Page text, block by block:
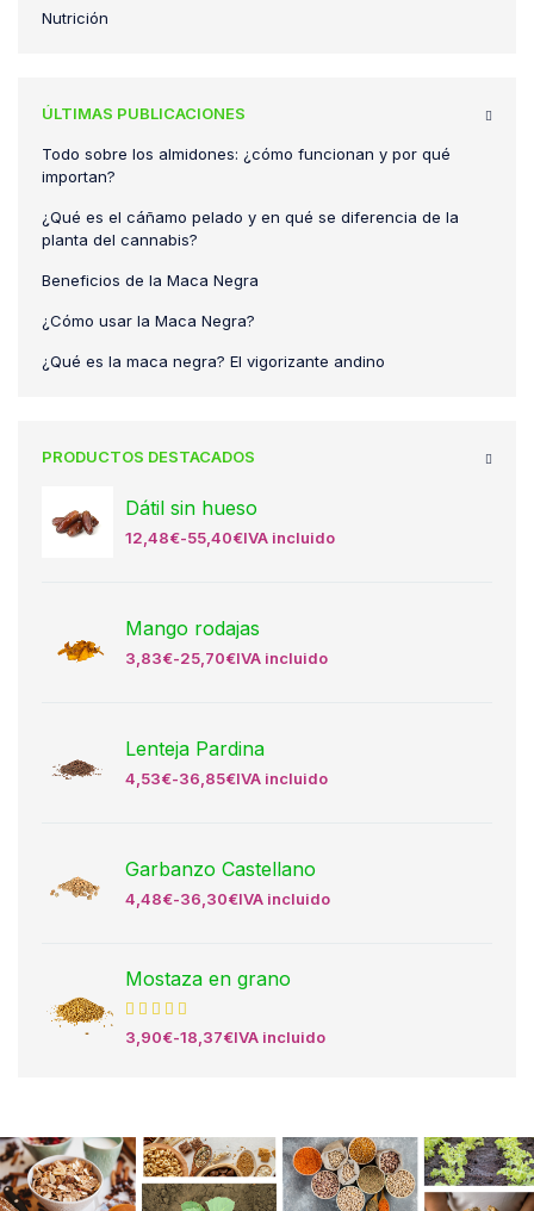
Nutrición
ÚLTIMAS PUBLICACIONES
Todo sobre los almidones: ¿cómo funcionan y por qué
importan?
¿Qué es el cáñamo pelado y en qué se diferencia de la
planta del cannabis?
Beneficios de la Maca Negra
¿Cómo usar la Maca Negra?
¿Qué es la maca negra? El vigorizante andino
PRODUCTOS DESTACADOS
Dátil sin hueso
12,48€-55,40€IVA incluido
Mango rodajas
3,83€-25,70€IVA incluido
Lenteja Pardina
4,53€-36,85€IVA incluido
Garbanzo Castellano
4,48€-36,30€IVA incluido
Mostaza en grano
3,90€-18,37€IVA incluido